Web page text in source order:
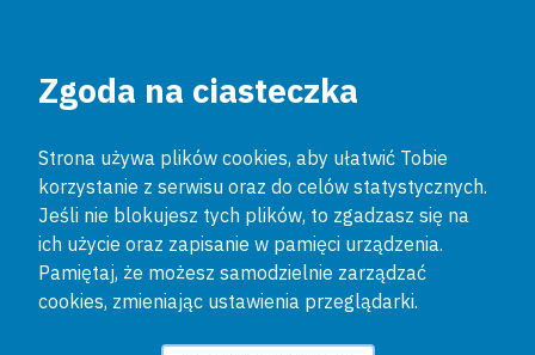
Zgoda na ciasteczka
Strona używa plików cookies, aby ułatwić Tobie
korzystanie z serwisu oraz do celów statystycznych.
Jeśli nie blokujesz tych plików, to zgadzasz się na
ich użycie oraz zapisanie w pamięci urządzenia.
Pamiętaj, że możesz samodzielnie zarządzać
cookies, zmieniając ustawienia przeglądarki.